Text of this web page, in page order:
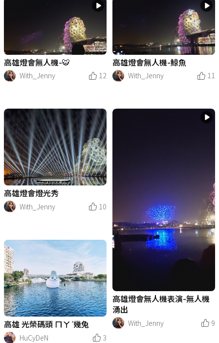
高雄燈會無人機-🐯
With_Jenny
12
高雄燈會無人機-鯨魚
With_Jenny
11
高雄燈會燈光秀
With_Jenny
10
高雄燈會無人機表演-無人機
湧出
With_Jenny
9
高雄 光榮碼頭 ㄇㄚˊ幾兔
HuCyDeN
3